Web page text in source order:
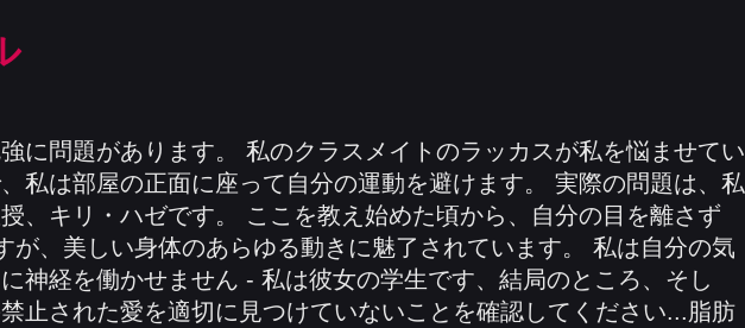
に問題があります。 私のクラスメイトのラッカスが私を悩ませてい
私は部屋の正面に座って自分の運動を避けます。 実際の問題は、私
、キリ・ハゼです。 ここを教え始めた頃から、自分の目を離さず
が、美しい身体のあらゆる動きに魅了されています。 私は自分の気
神経を働かせません - 私は彼女の学生です、結局のところ、そし
止された愛を適切に見つけていないことを確認してください...脂肪